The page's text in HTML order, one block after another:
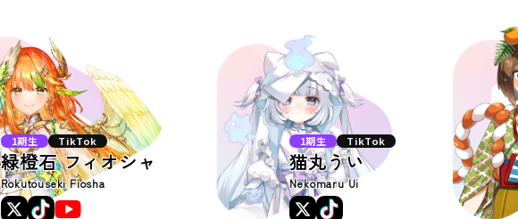
1期生 TikTok
緑橙石 フィオシャ
Rokutouseki Fiosha
1期生 TikTok
猫丸うい
Nekomaru Ui